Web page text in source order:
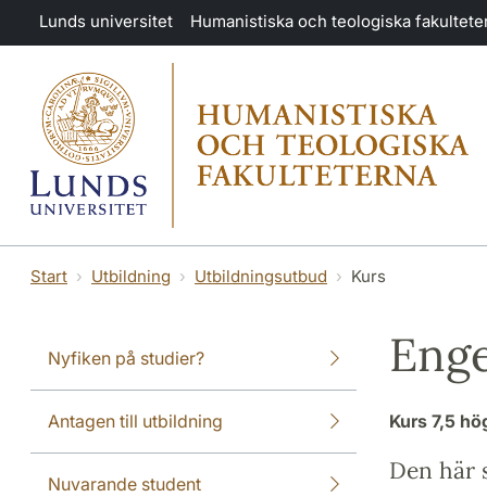
Hoppa till huvudinnehåll
Lunds universitet Humanistiska och teologiska
Start Utbildning Utbildningsutbud Kurs
Nyfiken på studier?
Antagen till utbildning
Nuvarande student
Kurs 7,5
Den här